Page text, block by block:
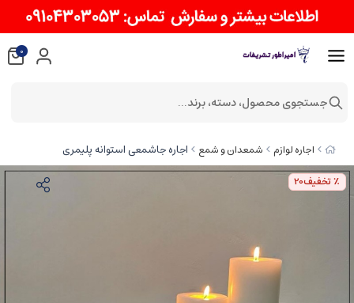
اجاره لوازم شمعدان و شمع اجاره جاشمعی استوانه پلیمری
٪ تخفیف20
0
جستجوی محصول، دسته، برند...